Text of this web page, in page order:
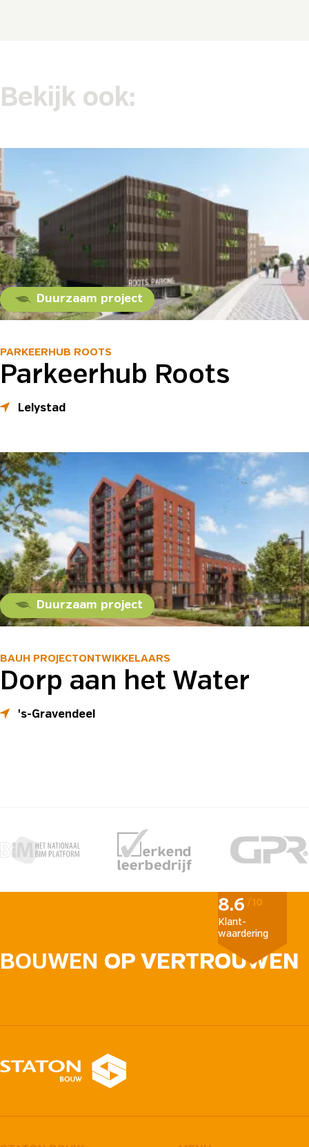
Bekijk ook:
Duurzaam project
PARKEERHUB ROOTS
Parkeerhub Roots
Lelystad
Duurzaam project
BAUH PROJECTONTWIKKELAARS
Dorp aan het Water
's-Gravendeel
BOUWEN OP VERTROUWEN
8.6 /10
Klant­
waardering